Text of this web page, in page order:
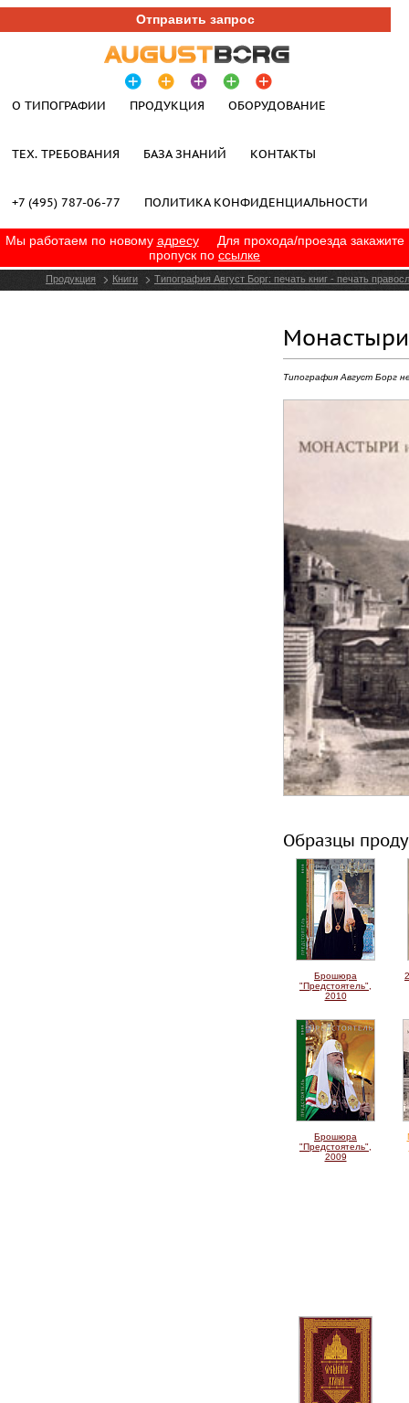
Отправить запрос
О ТИПОГРАФИИ ПРОДУКЦИЯ ОБОРУДОВАНИЕ
ТЕХ. ТРЕБОВАНИЯ БАЗА ЗНАНИЙ КОНТАКТЫ
+7 (495) 787-06-77 ПОЛИТИКА КОНФИДЕНЦИАЛЬНОСТИ
Мы работаем по новому адресу
Для прохода/проезда закажите
пропуск по ссылке
Продукция Книги Типография Август Борг: печать книг - печать
Типография Август Борг
Образцы
Брошюра
"Предстоятель",
2010
Брошюра
"Предстоятель",
2009